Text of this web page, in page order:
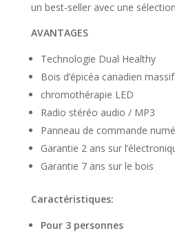
un best-seller avec une
AVANTAGES
Technologie Dual Healthy
Bois d’épicéa canadien massif
chromothérapie LED
Radio stéréo audio / MP3
Panneau de commande
Garantie 2 ans sur
Garantie 7 ans sur le bois
Caractéristiques:
Pour 3 personnes